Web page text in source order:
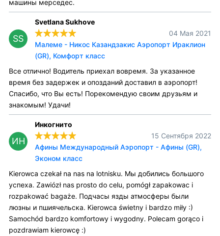
машины мерседес.
SS
Svetlana Sukhove
04 Мая 2021
Малеме - Никос Казандзакис Аэропорт Ираклион
(GR), Комфорт класс
Все отлично! Водитель приехал вовремя. За указанное
время без задержек и опозданий доставил в аэропорт!
Спасибо, что Вы есть! Порекомендую своим друзьям и
знакомым! Удачи!
ИН
Инкогнито
15 Сентября 2022
Афины Международный Аэропорт - Афины (GR),
Эконом класс
Kierowca czekał na nas na lotnisku. Мы добились большого
успеха. Zawiózł nas prosto do celu, pomógł zapakowac i
rozpakować bagaże. Подчасы язды атмосферы были
люзны и пшиячельска. Kierowca świetny i bardzo miły :)
Samochód bardzo komfortowy i wygodny. Polecam gorąco i
pozdrawiam kierowcę :)